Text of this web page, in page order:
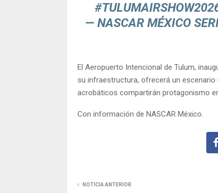
— NASCAR MÉXICO
El Aeropuerto Intencional de Tulum,
su infraestructura, ofrecerá un
acrobáticos compartirán protagonismo
Con información de NASCAR México.
NOTICIA ANTERIOR